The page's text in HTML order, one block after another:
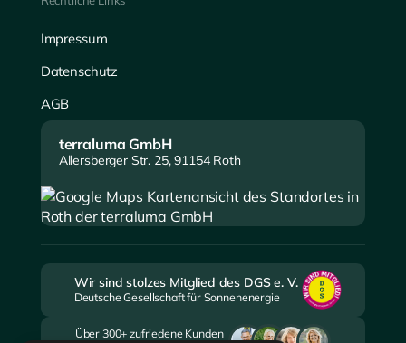
Impressum
Datenschutz
AGB
terraluma GmbH
Allersberger Str. 25, 91154 Roth
Wir sind stolzes Mitglied des DGS e. V.
Deutsche Gesellschaft für Sonnenenergie
Über 300+ zufriedene Kunden